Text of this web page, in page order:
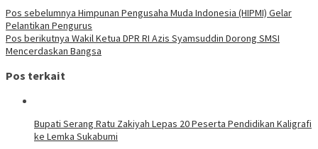
Pos sebelumnya Himpunan Pengusaha Muda Indonesia (HIPMI) Gelar
Pelantikan Pengurus
Pos berikutnya Wakil Ketua DPR RI Azis Syamsuddin Dorong SMSI
Mencerdaskan Bangsa
Pos terkait
Bupati Serang Ratu Zakiyah Lepas 20 Peserta Pendidikan Kaligrafi
ke Lemka Sukabumi